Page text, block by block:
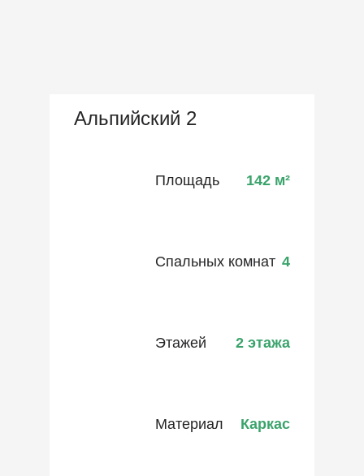
Альпийский 2
Площадь 142 м²
Спальных комнат 4
Этажей 2 этажа
Материал Каркас